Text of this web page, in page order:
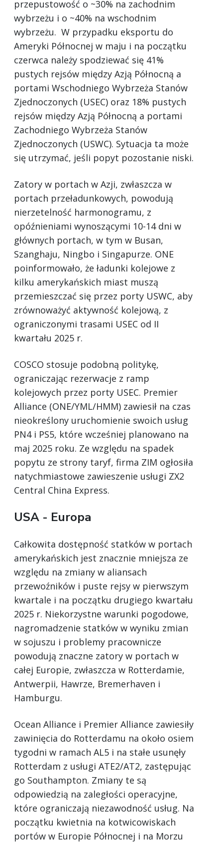
przepustowość o ~30% na zachodnim
wybrzeżu i o ~40% na wschodnim
wybrzeżu. W przypadku eksportu do
Ameryki Północnej w maju i na początku
czerwca należy spodziewać się 41%
pustych rejsów między Azją Północną a
portami Wschodniego Wybrzeża Stanów
Zjednoczonych (USEC) oraz 18% pustych
rejsów między Azją Północną a portami
Zachodniego Wybrzeża Stanów
Zjednoczonych (USWC). Sytuacja ta może
się utrzymać, jeśli popyt pozostanie niski.
Zatory w portach w Azji, zwłaszcza w
portach przeładunkowych, powodują
nierzetelność harmonogramu, z
opóźnieniami wynoszącymi 10-14 dni w
głównych portach, w tym w Busan,
Szanghaju, Ningbo i Singapurze. ONE
poinformowało, że ładunki kolejowe z
kilku amerykańskich miast muszą
przemieszczać się przez porty USWC, aby
zrównoważyć aktywność kolejową, z
ograniczonymi trasami USEC od II
kwartału 2025 r.
COSCO stosuje podobną politykę,
ograniczając rezerwacje z ramp
kolejowych przez porty USEC. Premier
Alliance (ONE/YML/HMM) zawiesił na czas
nieokreślony uruchomienie swoich usług
PN4 i PS5, które wcześniej planowano na
maj 2025 roku. Ze względu na spadek
popytu ze strony taryf, firma ZIM ogłosiła
natychmiastowe zawieszenie usługi ZX2
Central China Express.
USA - Europa
Całkowita dostępność statków w portach
amerykańskich jest znacznie mniejsza ze
względu na zmiany w aliansach
przewoźników i puste rejsy w pierwszym
kwartale i na początku drugiego kwartału
2025 r. Niekorzystne warunki pogodowe,
nagromadzenie statków w wyniku zmian
w sojuszu i problemy pracownicze
powodują znaczne zatory w portach w
całej Europie, zwłaszcza w Rotterdamie,
Antwerpii, Hawrze, Bremerhaven i
Hamburgu.
Ocean Alliance i Premier Alliance zawiesiły
zawinięcia do Rotterdamu na około osiem
tygodni w ramach AL5 i na stałe usunęły
Rotterdam z usługi ATE2/AT2, zastępując
go Southampton. Zmiany te są
odpowiedzią na zaległości operacyjne,
które ograniczają niezawodność usług. Na
początku kwietnia na kotwicowiskach
portów w Europie Północnej i na Morzu